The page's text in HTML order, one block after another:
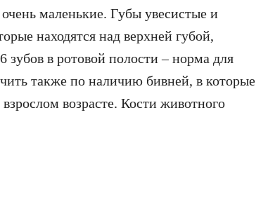
маленькие. Губы увесистые и
находятся над верхней губой,
в ротовой полости – норма для
также по наличию бивней, в которые
возрасте. Кости животного